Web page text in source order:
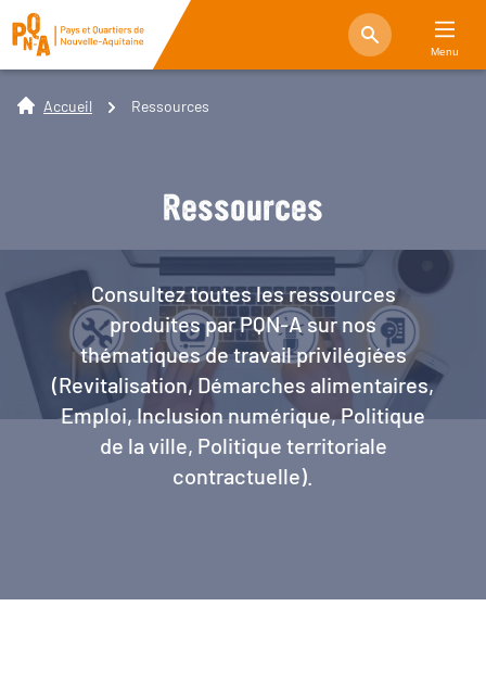
Menu
Accueil Ressources
Ressources
Consultez toutes les ressources
produites par PQN-A sur nos
thématiques de travail privilégiées
(Revitalisation, Démarches alimentaires,
Emploi, Inclusion numérique, Politique
de la ville, Politique territoriale
contractuelle).